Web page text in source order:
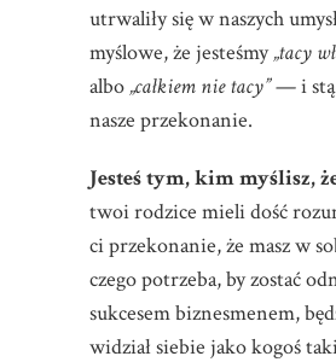
utrwaliły się w naszych
myślowe, że jesteśmy„tacy
albo „całkiem nie tacy”— i
nasze przekonanie.
Jesteś tym, kim myślisz,
twoi rodzice mieli dość
ci przekonanie, że masz w
czego potrzeba, by zostać
sukcesem biznesmenem,
widział siebie jako kogoś